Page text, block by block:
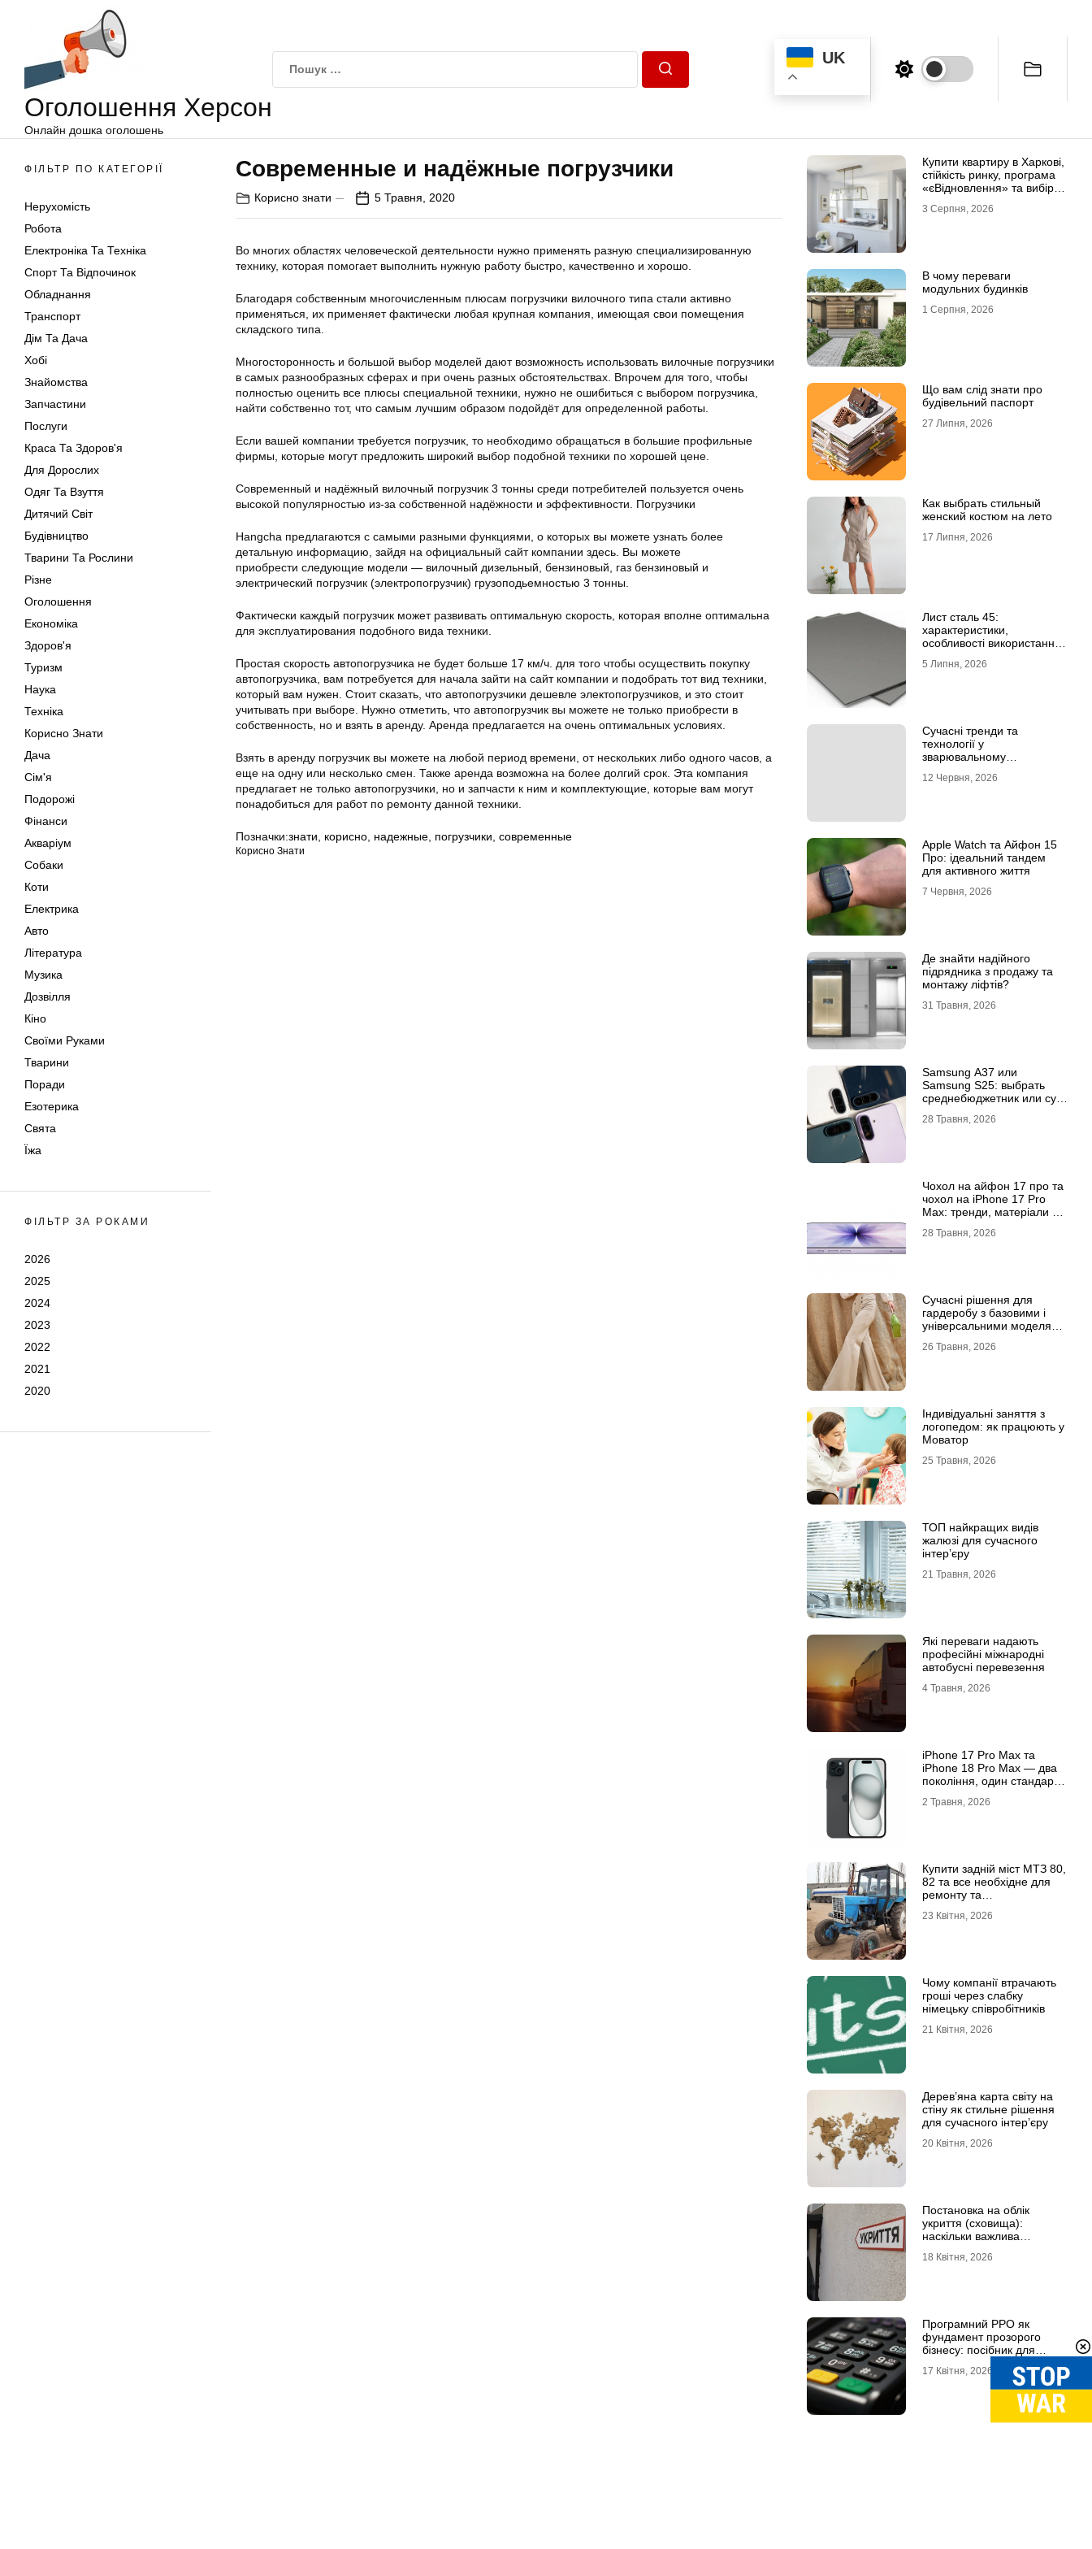
Оголошення Херсон
Онлайн дошка оголошень
UK
ФІЛЬТР ПО КАТЕГОРІЇ
Нерухомість
Робота
Електроніка Та Техніка
Спорт Та Відпочинок
Обладнання
Транспорт
Дім Та Дача
Хобі
Знайомства
Запчастини
Послуги
Краса Та Здоров'я
Для Дорослих
Одяг Та Взуття
Дитячий Світ
Будівництво
Тварини Та Рослини
Різне
Оголошення
Економіка
Здоров'я
Туризм
Наука
Техніка
Корисно Знати
Дача
Сім'я
Подорожі
Фінанси
Акваріум
Собаки
Коти
Електрика
Авто
Література
Музика
Дозвілля
Кіно
Своїми Руками
Тварини
Поради
Езотерика
Свята
Їжа
ФІЛЬТР ЗА РОКАМИ
2026
2025
2024
2023
2022
2021
2020
Современные и надёжные погрузчики
Корисно знати 5 Травня, 2020
Во многих областях человеческой деятельности нужно применять разную специализированную
технику, которая помогает выполнить нужную работу быстро, качественно и хорошо.
Благодаря собственным многочисленным плюсам погрузчики вилочного типа стали активно
применяться, их применяет фактически любая крупная компания, имеющая свои помещения
складского типа.
Многосторонность и большой выбор моделей дают возможность использовать вилочные погрузчики
в самых разнообразных сферах и при очень разных обстоятельствах. Впрочем для того, чтобы
полностью оценить все плюсы специальной техники, нужно не ошибиться с выбором погрузчика,
найти собственно тот, что самым лучшим образом подойдёт для определенной работы.
Если вашей компании требуется погрузчик, то необходимо обращаться в большие профильные
фирмы, которые могут предложить широкий выбор подобной техники по хорошей цене.
Современный и надёжный вилочный погрузчик 3 тонны среди потребителей пользуется очень
высокой популярностью из-за собственной надёжности и эффективности. Погрузчики
Hangcha предлагаются с самыми разными функциями, о которых вы можете узнать более
детальную информацию, зайдя на официальный сайт компании здесь. Вы можете
приобрести следующие модели — вилочный дизельный, бензиновый, газ бензиновый и
электрический погрузчик (электропогрузчик) грузоподьемностью 3 тонны.
Фактически каждый погрузчик может развивать оптимальную скорость, которая вполне оптимальна
для эксплуатирования подобного вида техники.
Простая скорость автопогрузчика не будет больше 17 км/ч. для того чтобы осуществить покупку
автопогрузчика, вам потребуется для начала зайти на сайт компании и подобрать тот вид техники,
который вам нужен. Стоит сказать, что автопогрузчики дешевле электопогрузчиков, и это стоит
учитывать при выборе. Нужно отметить, что автопогрузчик вы можете не только приобрести в
собственность, но и взять в аренду. Аренда предлагается на очень оптимальных условиях.
Взять в аренду погрузчик вы можете на любой период времени, от нескольких либо одного часов, а
еще на одну или несколько смен. Также аренда возможна на более долгий срок. Эта компания
предлагает не только автопогрузчики, но и запчасти к ним и комплектующие, которые вам могут
понадобиться для работ по ремонту данной техники.
Позначки:знати корисно надежные погрузчики современные
Корисно Знати
Купити квартиру в Харкові,
стійкість ринку, програма
«єВідновлення» та вибір
3 Серпня, 2026
В чому переваги
модульних будинків
1 Серпня, 2026
Що вам слід знати про
будівельний паспорт
27 Липня, 2026
Как выбрать стильный
женский костюм на лето
17 Липня, 2026
Лист сталь 45:
характеристики,
особливості використання
5 Липня, 2026
Сучасні тренди та
технології у
зварювальному
магазин Аргон
12 Червня, 2026
Apple Watch та Айфон 15
Про: ідеальний тандем
для активного життя
7 Червня, 2026
Де знайти надійного
підрядника з продажу та
монтажу ліфтів?
31 Травня, 2026
Samsung A37 или
Samsung S25: выбрать
среднебюджетник или суб-
28 Травня, 2026
Чохол на айфон 17 про та
чохол на iPhone 17 Pro
Max: тренди, матеріали та
28 Травня, 2026
Сучасні рішення для
гардеробу з базовими і
універсальними моделями
26 Травня, 2026
Індивідуальні заняття з
логопедом: як працюють у
Моватор
25 Травня, 2026
ТОП найкращих видів
жалюзі для сучасного
інтер’єру
21 Травня, 2026
Які переваги надають
професійні міжнародні
автобусні перевезення
4 Травня, 2026
iРhone 17 Рro Мax та
iРhone 18 Рro Мax — два
покоління, один стандарт
2 Травня, 2026
Купити задній міст МТЗ 80,
82 та все необхідне для
ремонту та
23 Квітня, 2026
Чому компанії втрачають
гроші через слабку
німецьку співробітників
21 Квітня, 2026
Дерев’яна карта світу на
стіну як стильне рішення
для сучасного інтер’єру
20 Квітня, 2026
Постановка на облік
укриття (сховища):
наскільки важлива
18 Квітня, 2026
Програмний РРО як
фундамент прозорого
бізнесу: посібник для
17 Квітня, 2026